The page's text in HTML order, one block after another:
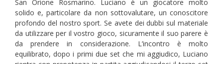
San Orione Rosmarino. Luciano è un giocatore molto
solido e, particolare da non sottovalutare, un conoscitore
profondo del nostro sport. Se avete dei dubbi sul materiale
da utilizzare per il vostro gioco, sicuramente il suo parere è
da prendere in considerazione. L’incontro è molto
equilibrato, dopo i primi due set che mi aggiudico, Luciano